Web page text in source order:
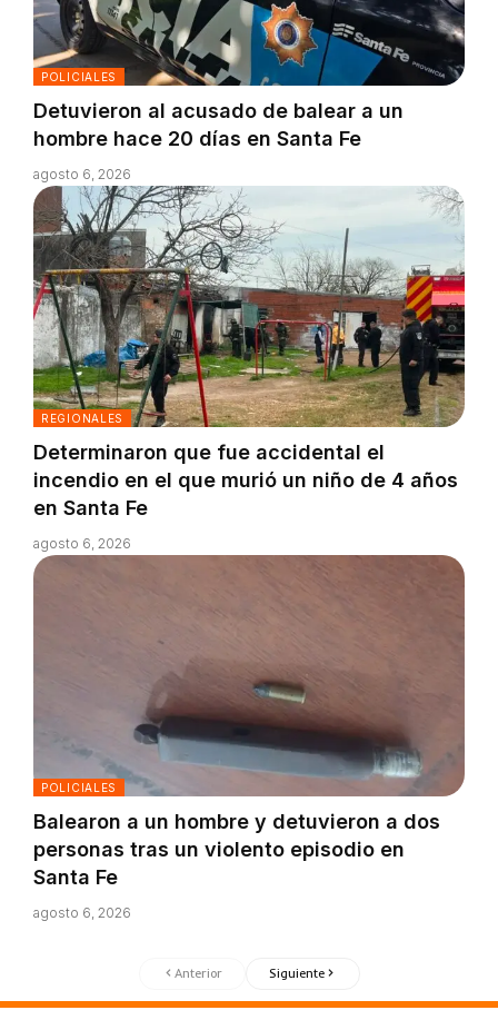
POLICIALES
Detuvieron al acusado de balear a un
hombre hace 20 días en Santa Fe
agosto 6, 2026
REGIONALES
Determinaron que fue accidental el
incendio en el que murió un niño de 4 años
en Santa Fe
agosto 6, 2026
POLICIALES
Balearon a un hombre y detuvieron a dos
personas tras un violento episodio en
Santa Fe
agosto 6, 2026
Anterior Siguiente